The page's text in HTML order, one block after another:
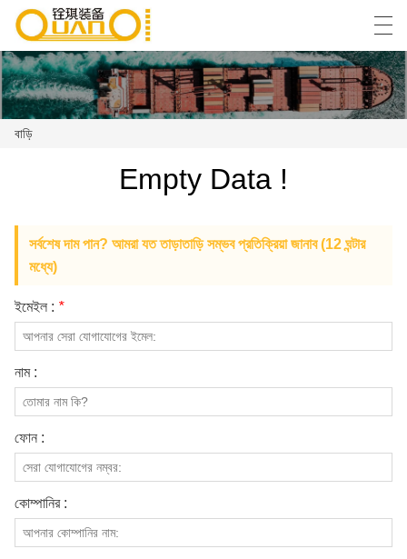
কারখানা প্রদর্শন
আমাদের সাথে যোগাযোগ করুন
আমাদের সম্পর্কে
العربية বাংলা ভাষার English Español
বাড়ি
Empty Data !
সর্বশেষ দাম পান? আমরা যত তাড়াতাড়ি সম্ভব প্রতিক্রিয়া জানাব (12 ঘন্টার
মধ্যে)
ইমেইল : *
নাম :
ফোন :
কোম্পানির :